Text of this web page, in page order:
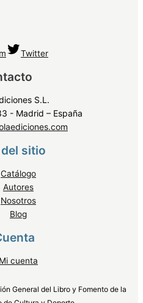
Twitter
S.L.
- Madrid – España
sitio
Catálogo
Autores
Nosotros
Blog
Mi cuenta
General del Libro y Fomento de la